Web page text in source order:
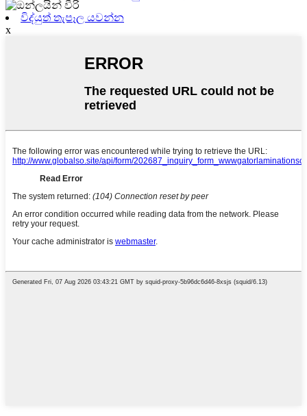
විද්යුත් තැපෑල යවන්න
x